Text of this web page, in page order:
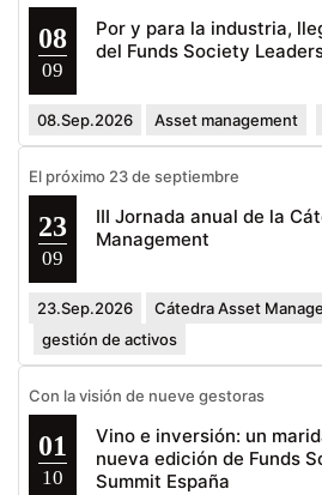
08
09
Por y para la industria,
del Funds Society
08.Sep.2026 Asset management
El próximo 23 de septiembre
23
09
III Jornada anual de la
Management
23.Sep.2026
Cátedra Asset
gestión de activos
Con la visión de nueve gestoras
01
10
Vino e inversión: un
nueva edición de Funds
Summit España